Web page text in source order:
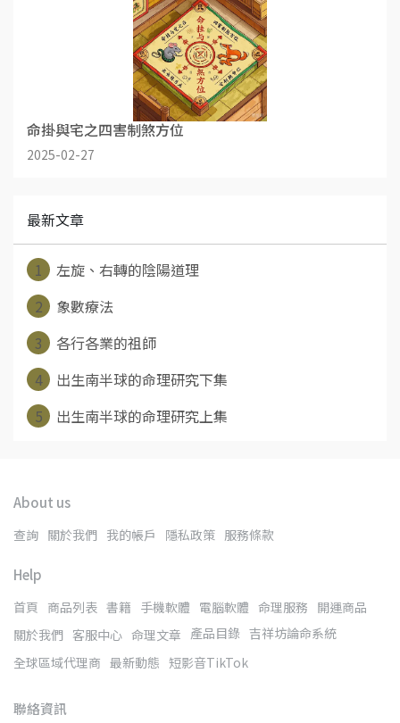
命掛與宅之四害制煞方位
2025-02-27
最新文章
1
左旋、右轉的陰陽道理
2
象數療法
3
各行各業的祖師
4
出生南半球的命理研究下集
5
出生南半球的命理研究上集
About us
查詢 關於我們 我的帳戶 隱私政策 服務條款
Help
首頁 商品列表 書籍 手機軟體 電腦軟體 命理服務 開運商品
關於我們 客服中心 命理文章 產品目錄 吉祥坊論命系統
全球區域代理商 最新動態 短影音TikTok
聯絡資訊